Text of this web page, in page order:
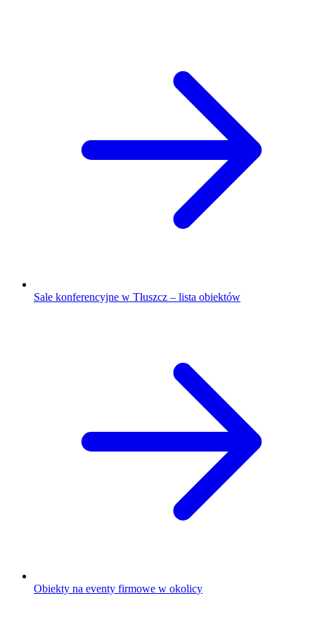
Sale konferencyjne w Tłuszcz – lista obiektów
Obiekty na eventy firmowe w okolicy